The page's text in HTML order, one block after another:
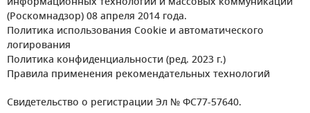
(Роскомнадзор) 08 апреля 2014 года.
Политика использования Cookie и автоматического
логирования
Политика конфиденциальности (ред. 2023 г.)
Правила применения рекомендательных технологий
Свидетельство о регистрации Эл № ФС77-57640.